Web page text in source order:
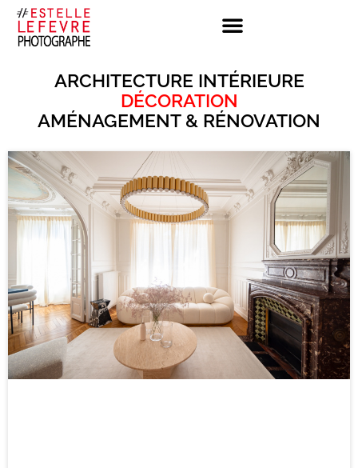
ARCHITECTURE INTÉRIEURE
DÉCORATION
AMÉNAGEMENT & RÉNOVATION